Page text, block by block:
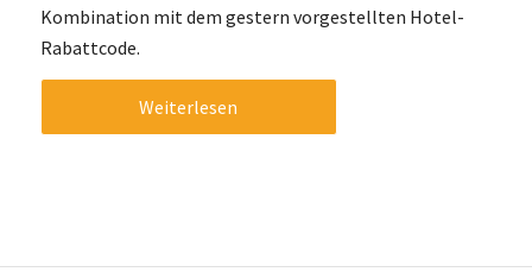
Kombination mit dem gestern vorgestellten Hotel-
Rabattcode.
Weiterlesen